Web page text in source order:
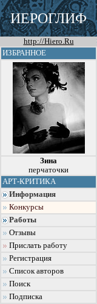
ИЕРОГЛИФ
http://Hiero.Ru
ИЗБРАННОЕ
Зина
перчаточки
АРТ-КРИТИКА
Информация
Конкурсы
Работы
Отзывы
Прислать работу
Регистрация
Список авторов
Поиск
Подписка